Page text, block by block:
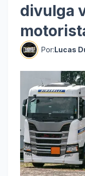
divulga
Por:Lucas